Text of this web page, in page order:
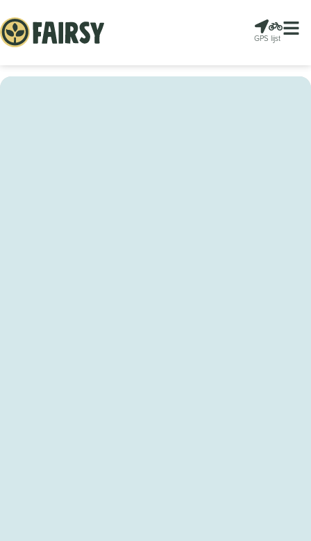
GPS lijst